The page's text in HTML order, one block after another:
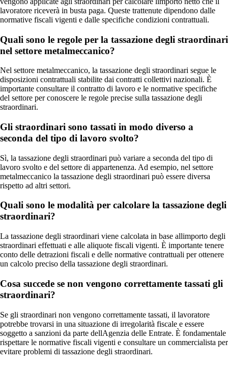
lavoratore riceverà in busta paga. Queste trattenute dipendono dalle
normative fiscali vigenti e dalle specifiche condizioni contrattuali.
Quali sono le regole per la tassazione degli straordinari
nel settore metalmeccanico?
Nel settore metalmeccanico, la tassazione degli straordinari segue le
disposizioni contrattuali stabilite dai contratti collettivi nazionali. È
importante consultare il contratto di lavoro e le normative specifiche
del settore per conoscere le regole precise sulla tassazione degli
straordinari.
Gli straordinari sono tassati in modo diverso a
seconda del tipo di lavoro svolto?
Sì, la tassazione degli straordinari può variare a seconda del tipo di
lavoro svolto e del settore di appartenenza. Ad esempio, nel settore
metalmeccanico la tassazione degli straordinari può essere diversa
rispetto ad altri settori.
Quali sono le modalità per calcolare la tassazione degli
straordinari?
La tassazione degli straordinari viene calcolata in base allimporto degli
straordinari effettuati e alle aliquote fiscali vigenti. È importante tenere
conto delle detrazioni fiscali e delle normative contrattuali per ottenere
un calcolo preciso della tassazione degli straordinari.
Cosa succede se non vengono correttamente tassati gli
straordinari?
Se gli straordinari non vengono correttamente tassati, il lavoratore
potrebbe trovarsi in una situazione di irregolarità fiscale e essere
soggetto a sanzioni da parte dellAgenzia delle Entrate. È fondamentale
rispettare le normative fiscali vigenti e consultare un commercialista per
evitare problemi di tassazione degli straordinari.